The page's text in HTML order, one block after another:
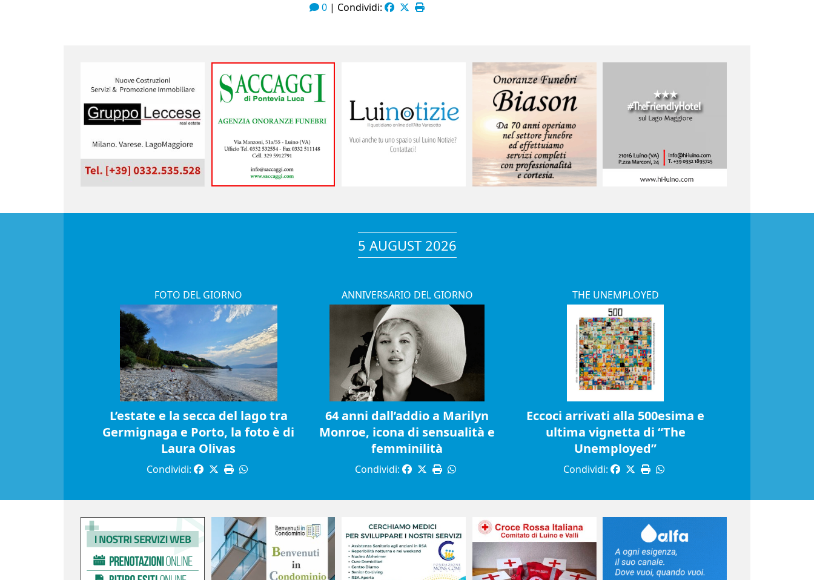
0 | Condividi:
5 AUGUST 2026
FOTO DEL GIORNO
L’estate e la secca del lago tra
Germignaga e Porto, la foto è di
Laura Olivas
Condividi:
ANNIVERSARIO DEL GIORNO
64 anni dall’addio a Marilyn
Monroe, icona di sensualità e
femminilità
Condividi:
THE UNEMPLOYED
Eccoci arrivati alla 500esima e
ultima vignetta di “The
Unemployed”
Condividi: